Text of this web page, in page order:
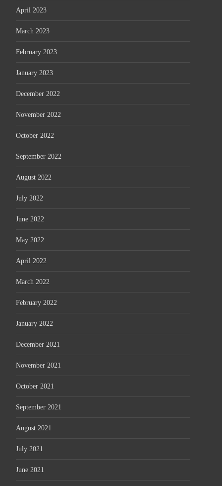
April 2023
March 2023
February 2023
January 2023
December 2022
November 2022
October 2022
September 2022
August 2022
July 2022
June 2022
May 2022
April 2022
March 2022
February 2022
January 2022
December 2021
November 2021
October 2021
September 2021
August 2021
July 2021
June 2021